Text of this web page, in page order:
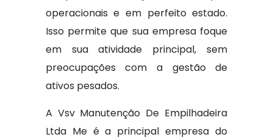
operacionais e em perfeito estado.
Isso permite que sua empresa foque
em sua atividade principal, sem
preocupações com a gestão de
ativos pesados.
A Vsv Manutenção De Empilhadeira
Ltda Me é a principal empresa do